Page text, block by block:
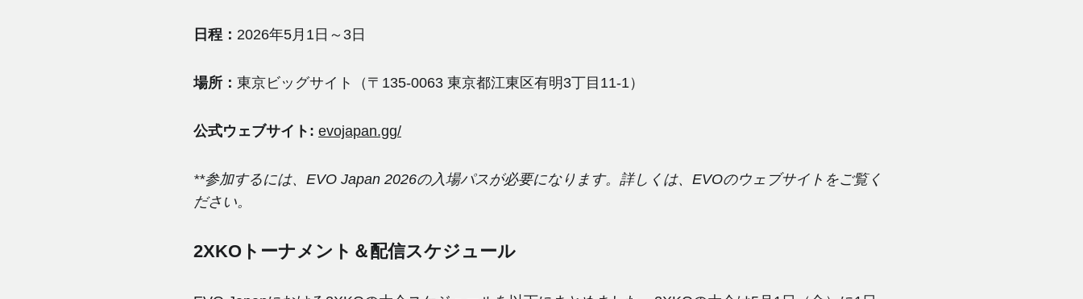
日程： 2026年5月1日～3日
場所： 東京ビッグサイト（〒135-0063 東京都江東区有明3丁目11-1）
公式ウェブサイト: evojapan.gg/
**参加するには、EVO Japan 2026の入場パスが必要になります。詳しくは、EVOのウェブサイトをご覧く
ださい。
2XKOトーナメント＆配信スケジュール